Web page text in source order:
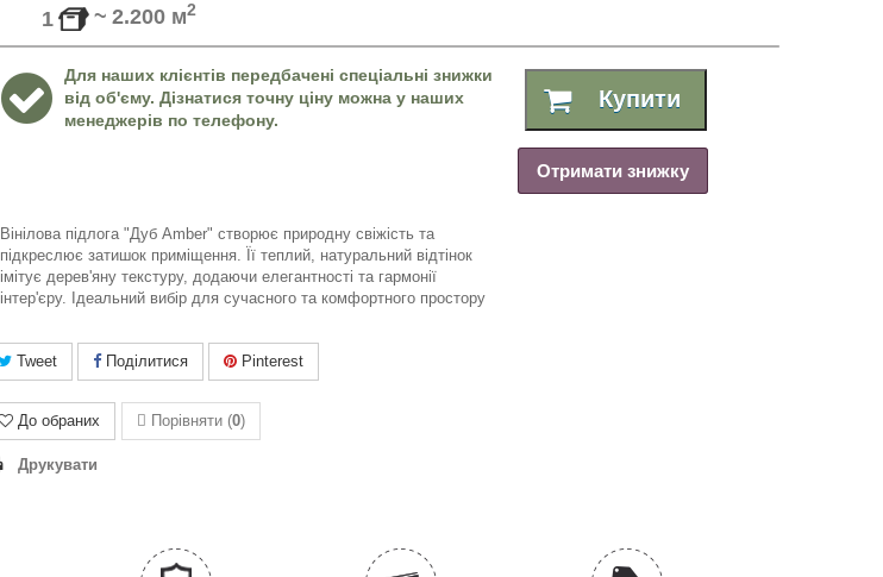
1 ~ 2.200 м2
Для наших клієнтів передбачені спеціальні знижки
від об'єму. Дізнатися точну ціну можна у наших
менеджерів по телефону.
Купити
Отримати знижку
Вінілова підлога "Дуб Amber" створює природну свіжість та
підкреслює затишок приміщення. Її теплий, натуральний відтінок
імітує дерев'яну текстуру, додаючи елегантності та гармонії
інтер'єру. Ідеальний вибір для сучасного та комфортного простору
Tweet Поділитися Pinterest
До обраних Порівняти (0)
Друкувати